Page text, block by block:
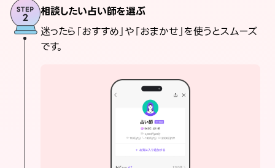
相談したい占い師を選ぶ
迷ったら「おすすめ」や「おまかせ」を使うとスムーズ
です。